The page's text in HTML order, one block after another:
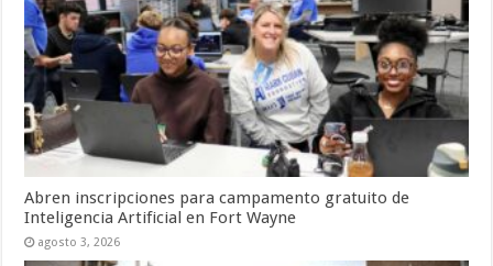
Abren inscripciones para campamento gratuito de
Inteligencia Artificial en Fort Wayne
agosto 3, 2026